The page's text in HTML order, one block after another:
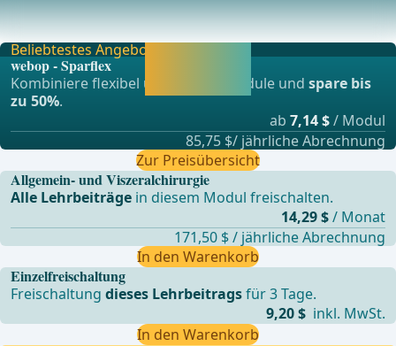
... - Operationen aus der Allgemein-, Viszeral- und
Transplationschirurgie, Gefässchirurgie und Thor
Einzelfreischaltung
Freischaltungdieses Lehrbeitragsfür 3 Tage.
9,20 $ inkl. MwSt.
In den Warenkorb
Beliebtestes Angebot
webop - Sparflex
Kombiniere flexibel unsere Lernmodule undspare bis
zu 50%.
ab 7,14 $/ Modul
85,75 $/ jährliche Abrechnung
Zur Preisübersicht
Allgemein- und Viszeralchirurgie
Alle Lehrbeiträge in diesem Modul freischalten.
14,29 $/ Monat
171,50 $ / jährliche Abrechnung
In den Warenkorb